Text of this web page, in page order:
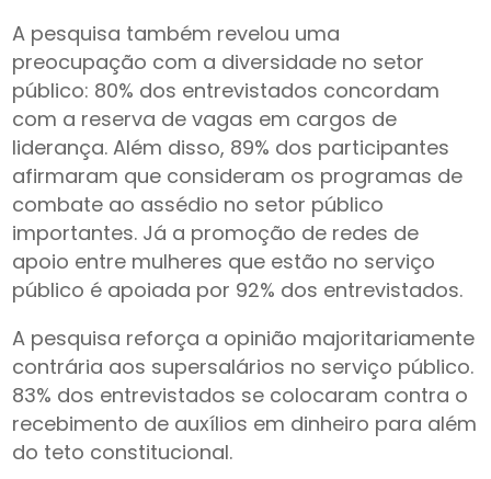
A pesquisa também revelou uma
preocupação com a diversidade no setor
público: 80% dos entrevistados concordam
com a reserva de vagas em cargos de
liderança. Além disso, 89% dos participantes
afirmaram que consideram os programas de
combate ao assédio no setor público
importantes. Já a promoção de redes de
apoio entre mulheres que estão no serviço
público é apoiada por 92% dos entrevistados.
A pesquisa reforça a opinião majoritariamente
contrária aos supersalários no serviço público.
83% dos entrevistados se colocaram contra o
recebimento de auxílios em dinheiro para além
do teto constitucional.